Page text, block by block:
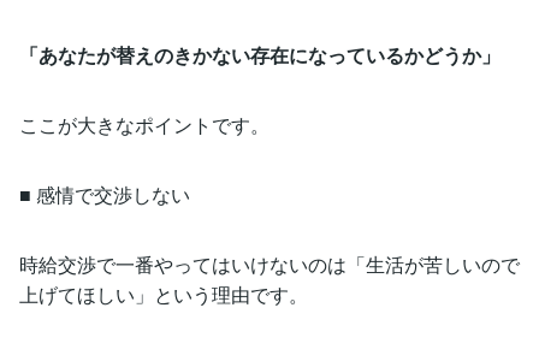
「あなたが替えのきかない存在になっているかどうか」
ここが大きなポイントです。
■ 感情で交渉しない
時給交渉で一番やってはいけないのは「生活が苦しいので
上げてほしい」という理由です。